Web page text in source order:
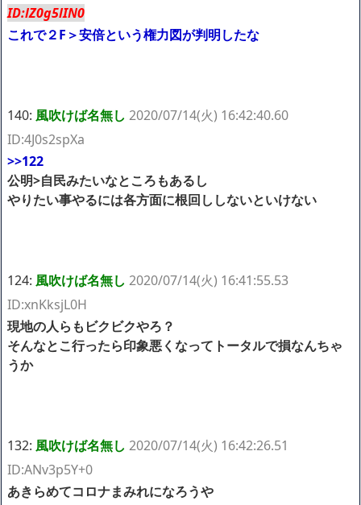
ID:lZ0g5lIN0
これで２F＞安倍という権力図が判明したな
140: 風吹けば名無し 2020/07/14(火) 16:42:40.60
ID:4J0s2spXa
>>122
公明>自民みたいなところもあるし
やりたい事やるには各方面に根回ししないといけない
124: 風吹けば名無し 2020/07/14(火) 16:41:55.53
ID:xnKksjL0H
現地の人らもビクビクやろ？
そんなとこ行ったら印象悪くなってトータルで損なんちゃ
うか
132: 風吹けば名無し 2020/07/14(火) 16:42:26.51
ID:ANv3p5Y+0
あきらめてコロナまみれになろうや